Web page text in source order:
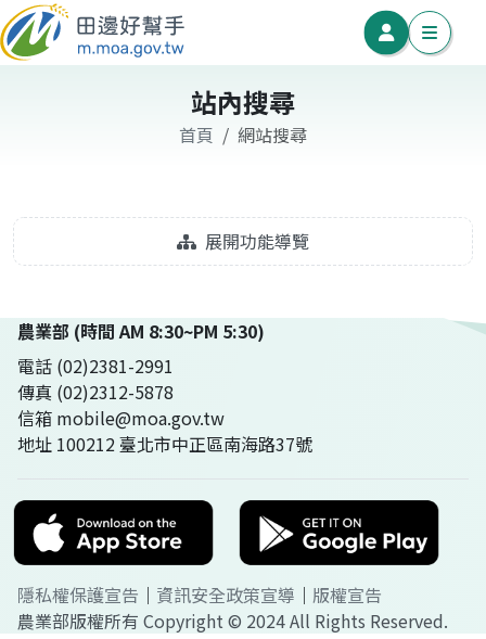
站內搜尋
首頁 網站搜尋
展開功能導覽
農業部 (時間 AM 8:30~PM 5:30)
電話 (02)2381-2991
傳真 (02)2312-5878
信箱 mobile@moa.gov.tw
地址 100212 臺北市中正區南海路37號
隱私權保護宣告 ｜ 資訊安全政策宣導 ｜ 版權宣告
農業部版權所有 Copyright © 2024 All Rights Reserved.